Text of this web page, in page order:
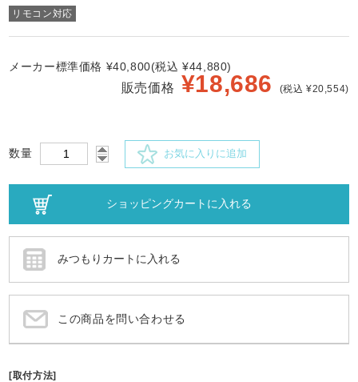
リモコン対応
メーカー標準価格 ¥40,800(税込 ¥44,880)
販売価格 ¥18,686 (税込 ¥20,554)
数量 お気に入りに追加
この商品を問い合わせる
[取付方法]